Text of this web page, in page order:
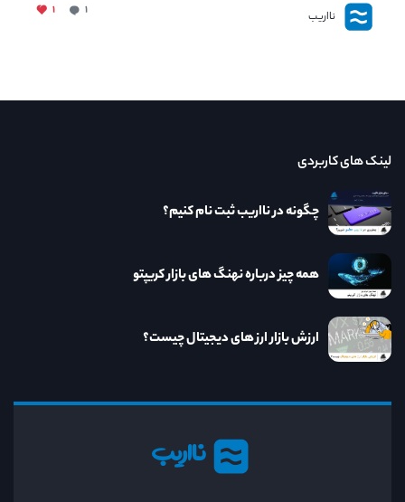
نااریب ۱ ۱
نااریب
لینک های کاربردی
چگونه در نااریب ثبت نام کنیم؟
همه چیز درباره نهنگ های بازار کریپتو
ارزش بازار ارز های دیجیتال چیست؟